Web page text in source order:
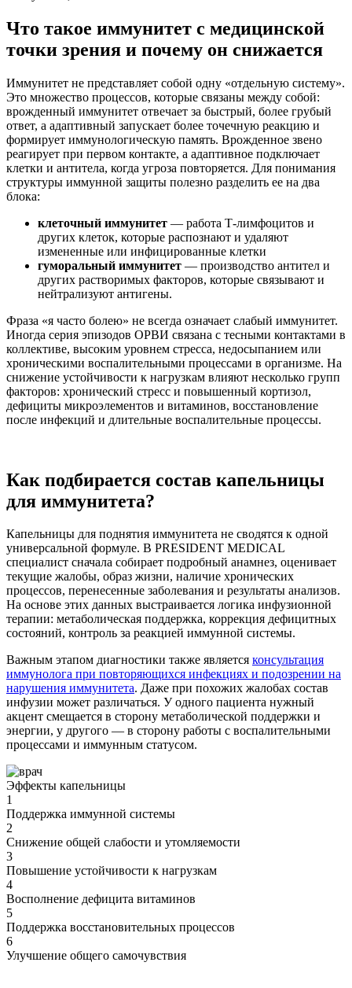
Что такое иммунитет с медицинской
точки зрения и почему он снижается
Иммунитет не представляет собой одну «отдельную систему».
Это множество процессов, которые связаны между собой:
врожденный иммунитет отвечает за быстрый, более грубый
ответ, а адаптивный запускает более точечную реакцию и
формирует иммунологическую память. Врожденное звено
реагирует при первом контакте, а адаптивное подключает
клетки и антитела, когда угроза повторяется. Для понимания
структуры иммунной защиты полезно разделить ее на два
блока:
клеточный иммунитет — работа Т-лимфоцитов и
других клеток, которые распознают и удаляют
измененные или инфицированные клетки
гуморальный иммунитет — производство антител и
других растворимых факторов, которые связывают и
нейтрализуют антигены.
Фраза «я часто болею» не всегда означает слабый иммунитет.
Иногда серия эпизодов ОРВИ связана с тесными контактами в
коллективе, высоким уровнем стресса, недосыпанием или
хроническими воспалительными процессами в организме. На
снижение устойчивости к нагрузкам влияют несколько групп
факторов: хронический стресс и повышенный кортизол,
дефициты микроэлементов и витаминов, восстановление
после инфекций и длительные воспалительные процессы.
Как подбирается состав капельницы
для иммунитета?
Капельницы для поднятия иммунитета не сводятся к одной
универсальной формуле. В PRESIDENT MEDICAL
специалист сначала собирает подробный анамнез, оценивает
текущие жалобы, образ жизни, наличие хронических
процессов, перенесенные заболевания и результаты анализов.
На основе этих данных выстраивается логика инфузионной
терапии: метаболическая поддержка, коррекция дефицитных
состояний, контроль за реакцией иммунной системы.
Важным этапом диагностики также является консультация
иммунолога при повторяющихся инфекциях и подозрении на
нарушения иммунитета. Даже при похожих жалобах состав
инфузии может различаться. У одного пациента нужный
акцент смещается в сторону метаболической поддержки и
энергии, у другого — в сторону работы с воспалительными
процессами и иммунным статусом.
Эффекты капельницы
1
Поддержка иммунной системы
2
Снижение общей слабости и утомляемости
3
Повышение устойчивости к нагрузкам
4
Восполнение дефицита витаминов
5
Поддержка восстановительных процессов
6
Улучшение общего самочувствия